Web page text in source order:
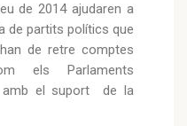
de 2014 ajudaren a
de partits polítics que
de retre comptes
els Parlaments
amb el suport de la